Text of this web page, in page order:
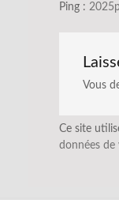
Ping :
Vous
Ce site
données de